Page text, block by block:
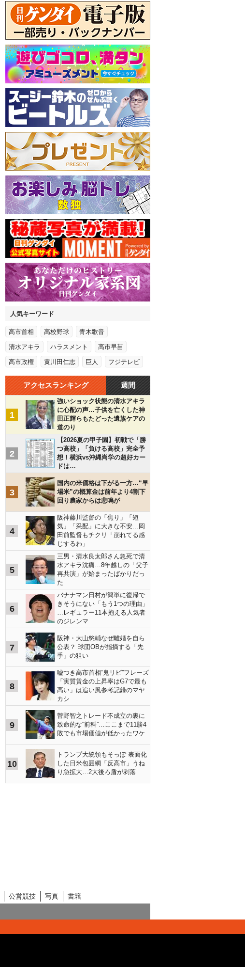
人気キーワード
高市首相 高校野球 青木歌音
清水アキラ ハラスメント 高市早苗
高市政権 黄川田仁志 巨人 フジテレビ
アクセスランキング 週間
1
強いショック状態の清水アキラ
に心配の声…子供を亡くした神
田正輝らもたどった遺族ケアの
道のり
2
【2026夏の甲子園】初戦で「勝
つ高校」「負ける高校」完全予
想！横浜vs沖縄尚学の超好カー
ドは…
3
国内の米価格は下がる一方…“早
場米”の概算金は前年より4割下
回り農家からは悲鳴が
4
阪神藤川監督の「焦り」「短
気」「采配」に大きな不安…岡
田前監督もチクリ「崩れてる感
じするわ」
5
三男・清水良太郎さん急死で清
水アキラ沈痛…8年越しの「父子
再共演」が始まったばかりだっ
た
6
バナナマン日村が簡単に復帰で
きそうにない「もう1つの理由」
…レギュラー11本抱える人気者
のジレンマ
7
阪神・大山悠輔なぜ離婚を自ら
公表？ 球団OBが指摘する「先
手」の狙い
8
嘘つき高市首相“鬼リピ”フレーズ
「実質賃金の上昇率はG7で最も
高い」は追い風参考記録のマヤ
カシ
9
菅野智之トレード不成立の裏に
致命的な“前科”…ここまで11勝4
敗でも市場価値が低かったワケ
10
トランプ大統領もそっぽ 表面化
した日米包囲網「反高市」うね
り急拡大…2大後ろ盾が剥落
公営競技 写真
書籍